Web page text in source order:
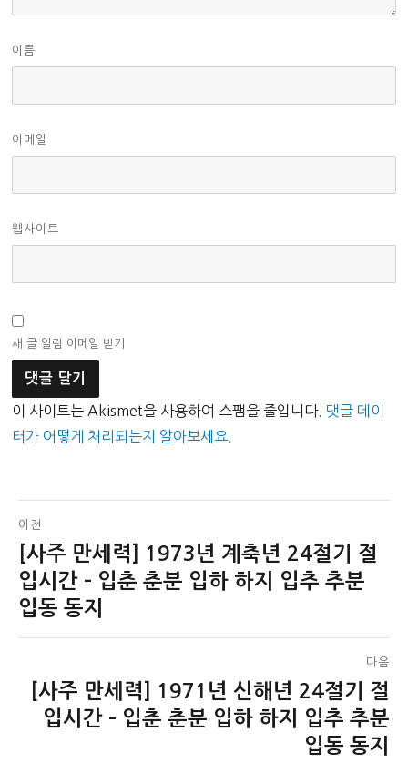
이름
이메일
웹사이트
새 글 알림 이메일 받기
이 사이트는 Akismet을 사용하여 스팸을 줄입니다. 댓글 데이
터가 어떻게 처리되는지 알아보세요.
글
탐
색
이전
이
전
글:
[사주 만세력] 1973년 계축년 24절기 절
입시간 – 입춘 춘분 입하 하지 입추 추분
입동 동지
다음
[사주 만세력] 1971년 신해년 24절기 절
입시간 – 입춘 춘분 입하 하지 입추 추분
입동 동지